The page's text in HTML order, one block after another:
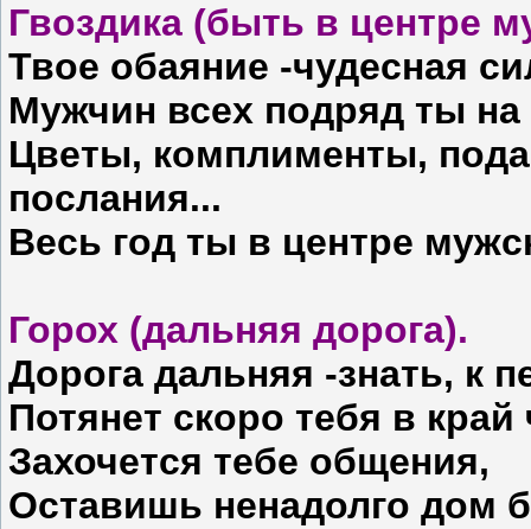
Гвоздика (быть в центре
Твое обаяние -чудесная
Мужчин всех подряд ты на
Цветы, комплименты,
послания...
Весь год ты в центре
Горох (дальняя дорога).
Дорога дальняя -знать, к
Потянет скоро тебя в край
Захочется тебе общения,
Оставишь ненадолго дом